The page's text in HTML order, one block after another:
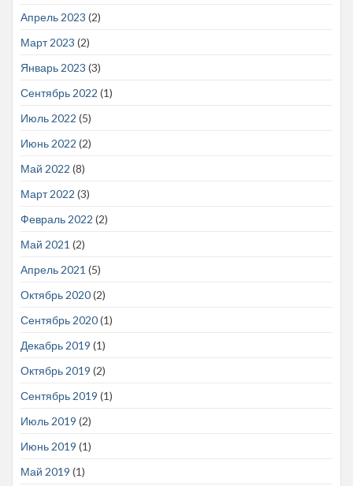
Апрель 2023 (2)
Март 2023 (2)
Январь 2023 (3)
Сентябрь 2022 (1)
Июль 2022 (5)
Июнь 2022 (2)
Май 2022 (8)
Март 2022 (3)
Февраль 2022 (2)
Май 2021 (2)
Апрель 2021 (5)
Октябрь 2020(2)
Сентябрь 2020(1)
Декабрь 2019 (1)
Октябрь 2019 (2)
Сентябрь 2019 (1)
Июль 2019 (2)
Июнь 2019 (1)
Май 2019 (1)